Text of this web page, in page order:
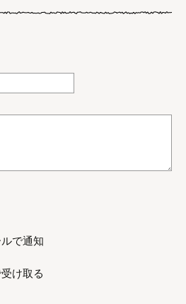
で通知
け取る